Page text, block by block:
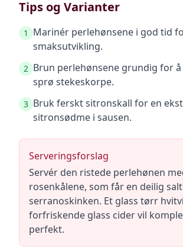
Tips og Varianter
1
Marinér perlehønsene i god tid
smaksutvikling.
2 Brun perlehønsene grundig for
sprø stekeskorpe.
3 Bruk ferskt sitronskall for en
sitronsødme i sausen.
Serveringsforslag
Servér den ristede perlehønen
rosenkålene, som får en deilig
serranoskinken. Et glass tørr
forfriskende glass cider vil
perfekt.